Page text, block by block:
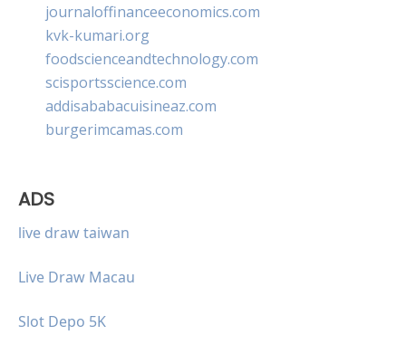
journaloffinanceeconomics.com
kvk-kumari.org
foodscienceandtechnology.com
scisportsscience.com
addisababacuisineaz.com
burgerimcamas.com
ADS
live draw taiwan
Live Draw Macau
Slot Depo 5K